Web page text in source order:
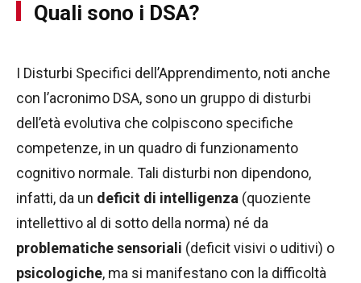
Quali sono i DSA?
I Disturbi Specifici dell’Apprendimento, noti anche
con l’acronimo DSA, sono un gruppo di disturbi
dell’età evolutiva che colpiscono specifiche
competenze, in un quadro di funzionamento
cognitivo normale. Tali disturbi non dipendono,
infatti, da un deficit di intelligenza (quoziente
intellettivo al di sotto della norma) né da
problematiche sensoriali (deficit visivi o uditivi) o
psicologiche, ma si manifestano con la difficoltà